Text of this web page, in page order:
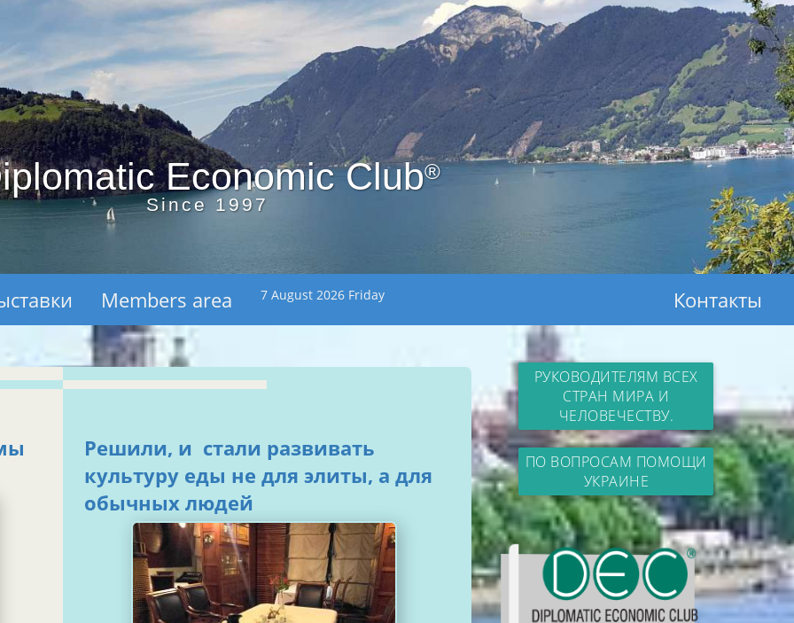
Economic Club®
Since 1997
Members area 7 August 2026 Friday Контакты
Решили, и стали развивать
культуру еды не для элиты, а для
обычных людей
РУКОВОДИТЕЛЯМ ВСЕХ
СТРАН МИРА И
ЧЕЛОВЕЧЕСТВУ.
ПО ВОПРОСАМ ПОМОЩИ
УКРАИНЕ